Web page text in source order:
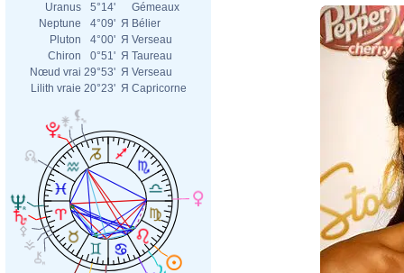
Uranus
5°14'
Gémeaux
Neptune
4°09' Я Bélier
Pluton
4°00' Я Verseau
Chiron
0°51' Я Taureau
Nœud vrai 29°53' Я Verseau
Lilith vraie 20°23' Я Capricorne